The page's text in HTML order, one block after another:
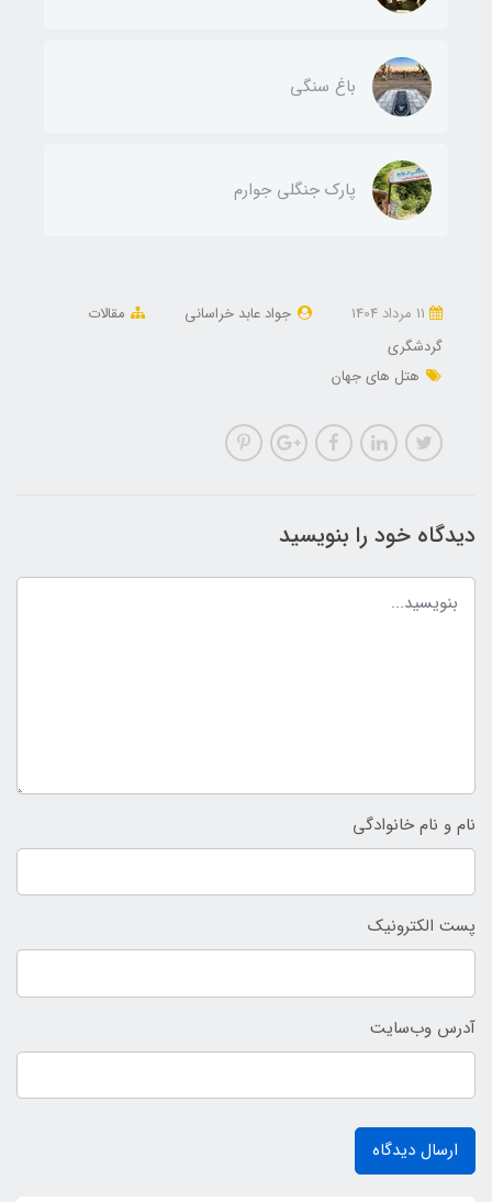
باغ سنگی
پارک جنگلی جوارم
جواد عابد خراسانی
مقالات
گردشگری
هتل های جهان
دیدگاه خود را بنویسید
نام و نام خانوادگی
پست الکترونیک
آدرس وب‌سایت
ارسال دیدگاه